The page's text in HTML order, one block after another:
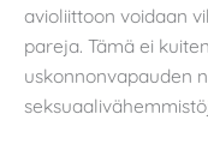
avioliittoon voidaan
pareja. Tämä ei
uskonnonvapauden